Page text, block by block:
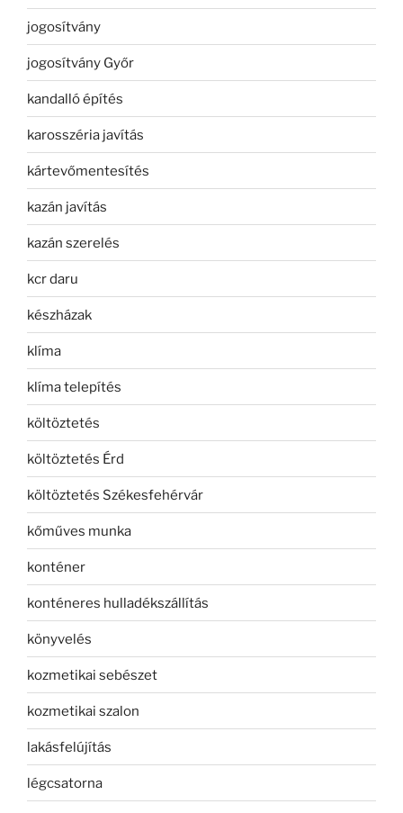
jogosítvány
jogosítvány Győr
kandalló építés
karosszéria javítás
kártevőmentesítés
kazán javítás
kazán szerelés
kcr daru
készházak
klíma
klíma telepítés
költöztetés
költöztetés Érd
költöztetés Székesfehérvár
kőműves munka
konténer
konténeres hulladékszállítás
könyvelés
kozmetikai sebészet
kozmetikai szalon
lakásfelújítás
légcsatorna